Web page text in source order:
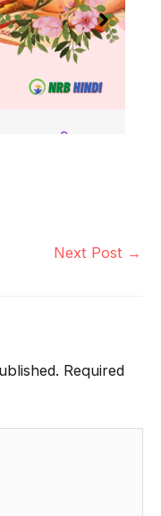
– बालकृष्ण
Next Post →
Required